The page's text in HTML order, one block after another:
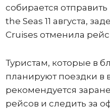
собирается
the Seas 11 августа,
Cruises отменила рейс
Туристам, которые в
планируют поездки в
рекомендуется
рейсов и следить за